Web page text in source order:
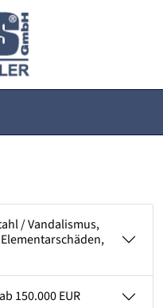
/ Vandalismus,
150.000 EUR